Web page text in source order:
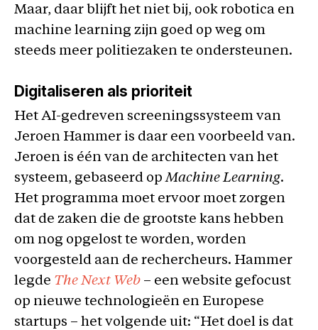
Maar, daar blijft het niet bij, ook robotica en
machine learning zijn goed op weg om
steeds meer politiezaken te ondersteunen.
Digitaliseren als prioriteit
Het AI-gedreven screeningssysteem van
Jeroen Hammer is daar een voorbeeld van.
Jeroen is één van de architecten van het
systeem, gebaseerd opMachine Learning.
Het programma moet ervoor moet zorgen
dat de zaken die de grootste kans hebben
om nog opgelost te worden, worden
voorgesteld aan de rechercheurs. Hammer
legde The Next Web – een website gefocust
op nieuwe technologieën en Europese
startups – het volgende uit: “Het doel is dat